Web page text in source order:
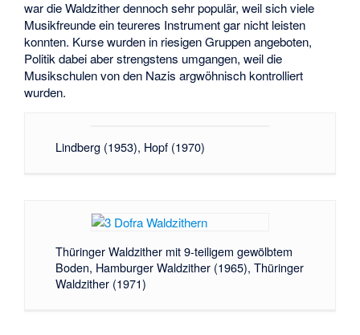
war die Waldzither dennoch sehr populär, weil sich viele
Musikfreunde ein teureres Instrument gar nicht leisten
konnten. Kurse wurden in riesigen Gruppen angeboten,
Politik dabei aber strengstens umgangen, weil die
Musikschulen von den Nazis argwöhnisch kontrolliert
wurden.
Lindberg (1953), Hopf (1970)
Thüringer Waldzither mit 9-teiligem gewölbtem
Boden, Hamburger Waldzither (1965), Thüringer
Waldzither (1971)